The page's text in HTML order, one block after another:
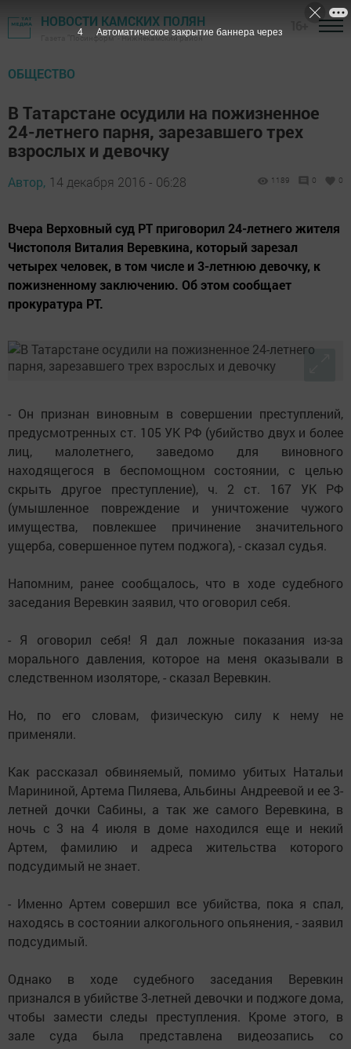
НОВОСТИ КАМСКИХ ПОЛЯН
Газета "Посинформ" - Нижнекамский район
ОБЩЕСТВО
В Татарстане осудили на пожизненное
24-летнего парня, зарезавшего трех
взрослых и девочку
Автор, 14 декабря 2016 - 06:28 1189 0 0
Вчера Верховный суд РТ приговорил 24-летнего жителя
Чистополя Виталия Веревкина, который зарезал
четырех человек, в том числе и 3-летнюю девочку, к
пожизненному заключению. Об этом сообщает
прокуратура РТ.
- Он признан виновным в совершении преступлений,
предусмотренных ст. 105 УК РФ (убийство двух и более
лиц, малолетнего, заведомо для виновного
находящегося в беспомощном состоянии, с целью
скрыть другое преступление), ч. 2 ст. 167 УК РФ
(умышленное повреждение и уничтожение чужого
имущества, повлекшее причинение значительного
ущерба, совершенное путем поджога), - сказал судья.
Напомним, ранее сообщалось, что в ходе судебного
заседания Веревкин заявил, что оговорил себя.
- Я оговорил себя! Я дал ложные показания из-за
морального давления, которое на меня оказывали в
следственном изоляторе, - сказал Веревкин.
Но, по его словам, физическую силу к нему не
применяли.
Как рассказал обвиняемый, помимо убитых Натальи
Марининой, Артема Пиляева, Альбины Андреевой и ее 3-
летней дочки Сабины, а так же самого Веревкина, в
ночь с 3 на 4 июля в доме находился еще и некий
Артем, фамилию и адреса жительства которого
подсудимый не знает.
- Именно Артем совершил все убийства, пока я спал,
находясь в состоянии алкогольного опьянения, - заявил
подсудимый.
Однако в ходе судебного заседания Веревкин
признался в убийстве 3-летней девочки и поджоге дома,
чтобы замести следы преступления. Кроме этого, в
зале суда была представлена видеозапись со
3 Автоматическое закрытие баннера через